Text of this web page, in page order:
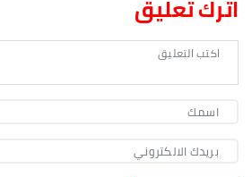
اترك تعليق